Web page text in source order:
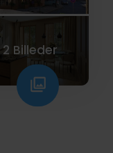
Billeder